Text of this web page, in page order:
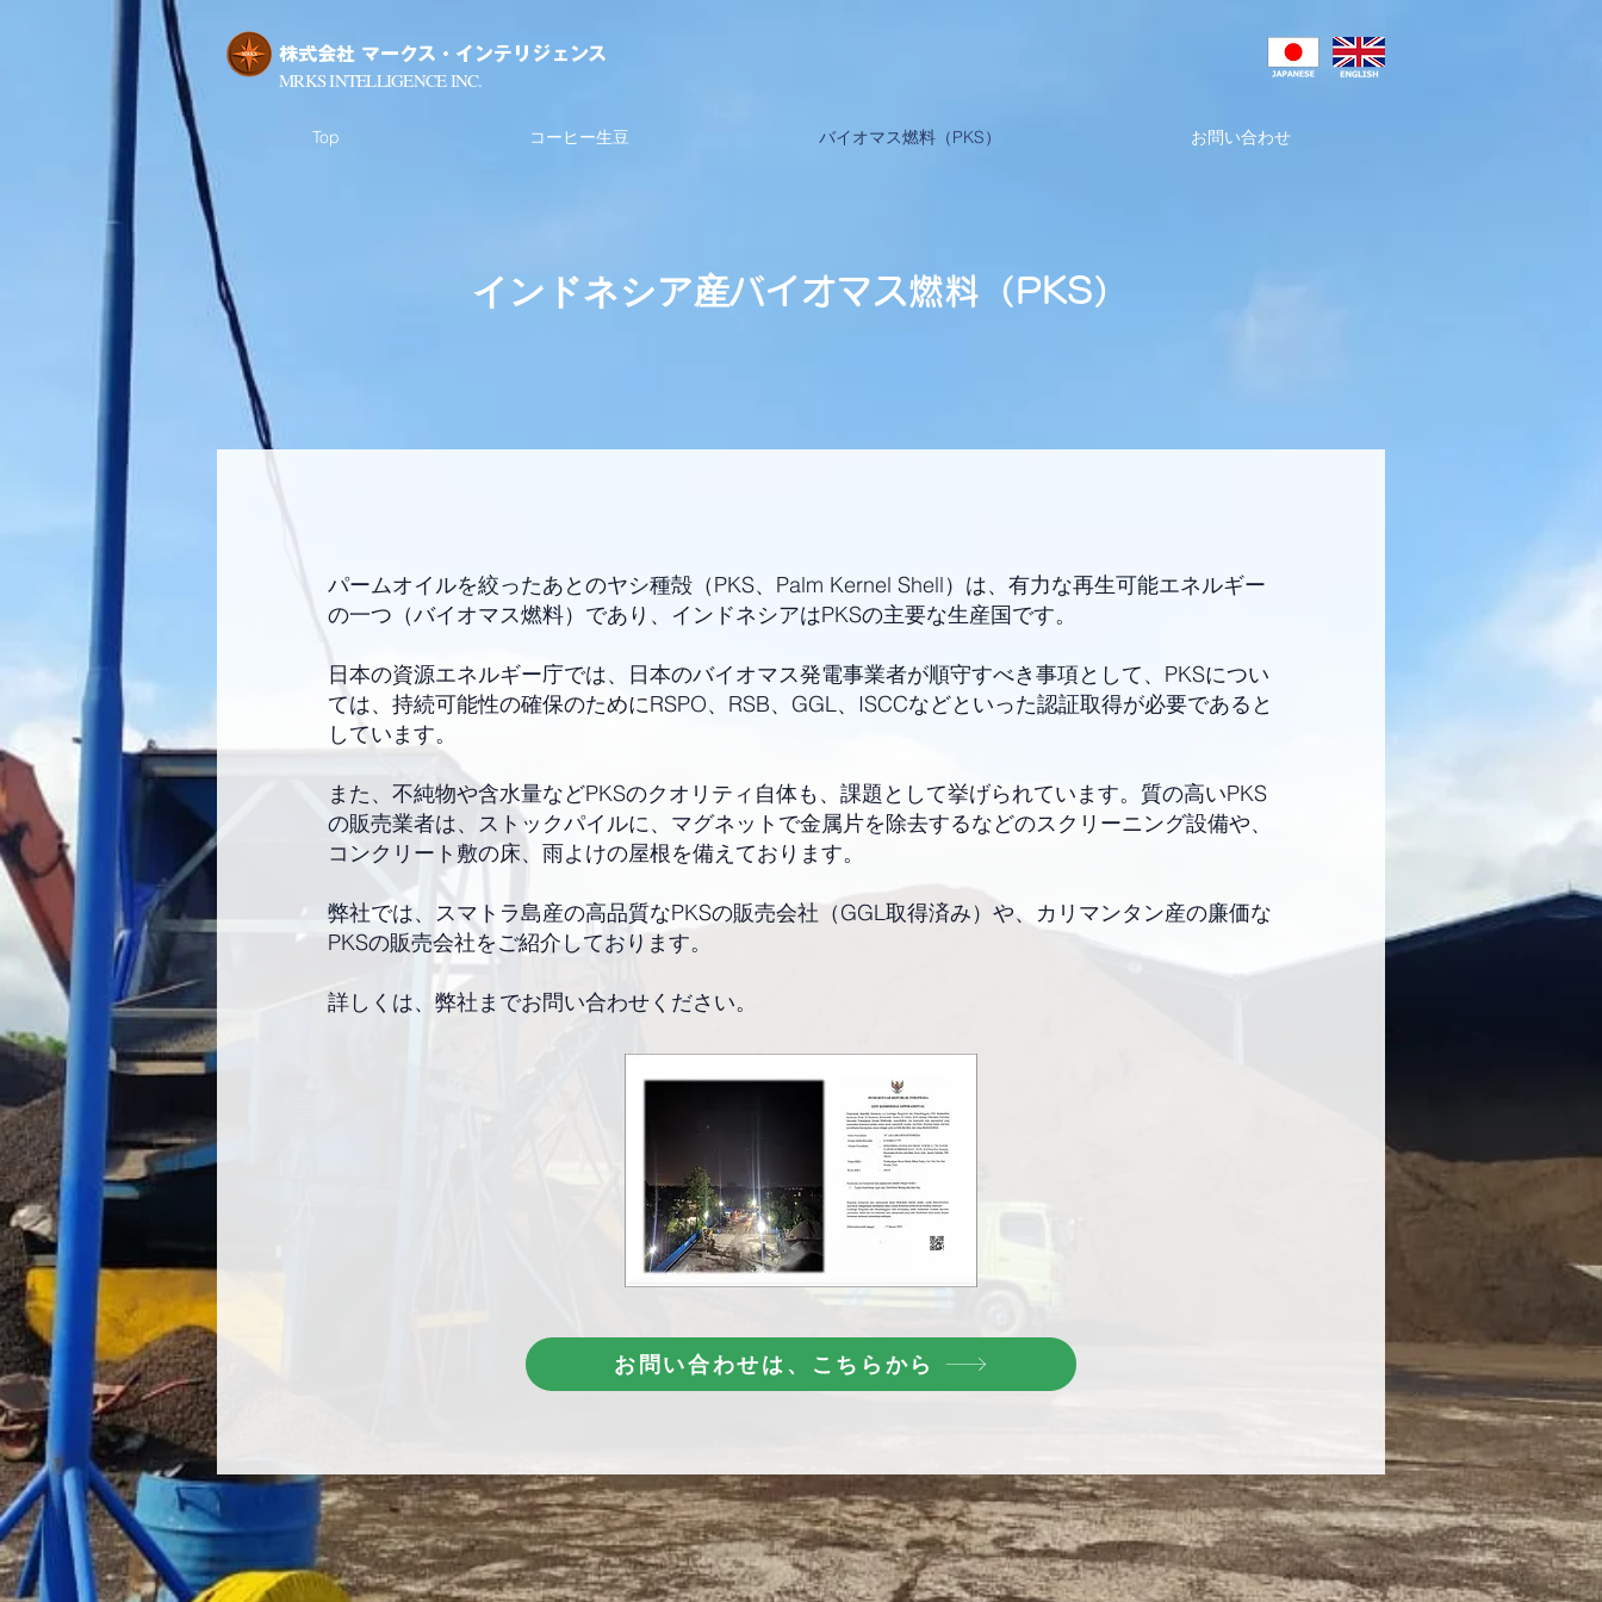
​株式会社 マークス・インテリジェンス
​MRKS INTELLIGENCE INC.
Top コーヒー生豆 バイオマス燃料（PKS） お問い合わせ
インドネシア産バイオマス燃料（PKS）
パームオイルを絞ったあとのヤシ種殻（PKS、Palm Kernel Shell）は、有力な再生可能エネルギー
の一つ（バイオマス燃料）であり、インドネシアはPKSの主要な生産国です。
日本の資源エネルギー庁では、日本のバイオマス発電事業者が順守すべき事項として、PKSについ
ては、持続可能性の確保のためにRSPO、RSB、GGL、ISCCなどといった認証取得が必要であると
しています。
また、不純物や含水量などPKSのクオリティ自体も、課題として挙げられています。質の高いPKS
の販売業者は、ストックパイルに、マグネットで金属片を除去するなどのスクリーニング設備や、
コンクリート敷の床、雨よけの屋根を備えております。
弊社では、スマトラ島産の高品質なPKSの販売会社（GGL取得済み）や、カリマンタン産の廉価な
PKSの販売会社をご紹介しております。
詳しくは、弊社までお問い合わせください。
お問い合わせは、こちらから